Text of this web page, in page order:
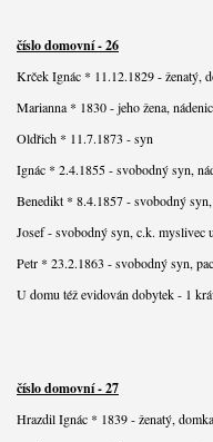
číslo domovní - 26
Krček Ignác * 11.12.1829 - ženatý,
Marianna * 1830 - jeho žena,
Oldřich * 11.7.1873 - syn
Ignác * 2.4.1855 - svobodný syn,
Benedikt * 8.4.1857 - svobodný
Josef - svobodný syn, c.k.
Petr * 23.2.1863 - svobodný syn,
U domu též evidován dobytek - 1
číslo domovní - 27
Hrazdil Ignác * 1839 - ženatý,